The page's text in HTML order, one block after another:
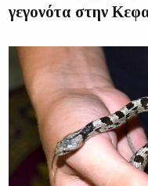
γεγονότα στην